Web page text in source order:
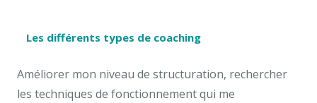
Les différents types de coaching
Améliorer mon niveau de structuration, rechercher
les techniques de fonctionnement qui me